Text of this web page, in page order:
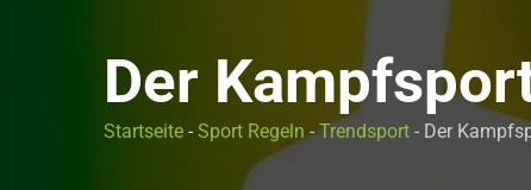
Der
Startseite - Sport Regeln-Trendsport - Der